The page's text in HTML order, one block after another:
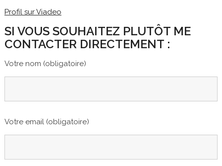
Profil sur Viadeo
SI VOUS SOUHAITEZ PLUTÔT ME
CONTACTER DIRECTEMENT :
Votre nom (obligatoire)
Votre email (obligatoire)